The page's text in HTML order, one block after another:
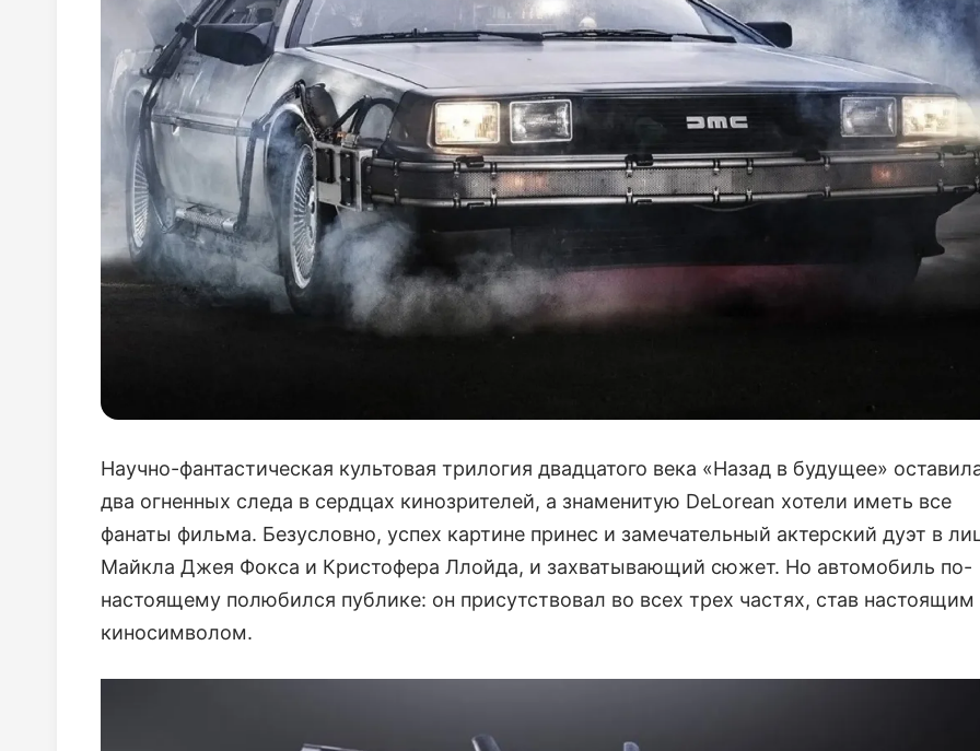
Научно-фантастическая культовая трилогия двадцатого века «Назад в будущее»
два огненных следа в сердцах кинозрителей, а знаменитую DeLorean хотели иметь все
фанаты фильма. Безусловно, успех картине принес и замечательный актерский дуэт в
Майкла Джея Фокса и Кристофера Ллойда, и захватывающий сюжет. Но автомобиль по-
настоящему полюбился публике: он присутствовал во всех трех частях, став настоящим
киносимволом.